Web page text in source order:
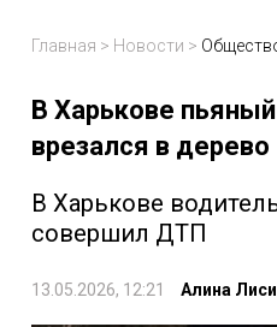
Главная > Новости >
В Харькове
врезался в дерево
В Харькове
совершил ДТП
13.05.2026, 12:21 Алина